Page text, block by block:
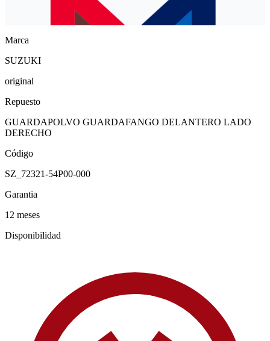
Marca
SUZUKI
original
Repuesto
GUARDAPOLVO GUARDAFANGO DELANTERO LADO
DERECHO
Código
SZ_72321-54P00-000
Garantia
12 meses
Disponibilidad